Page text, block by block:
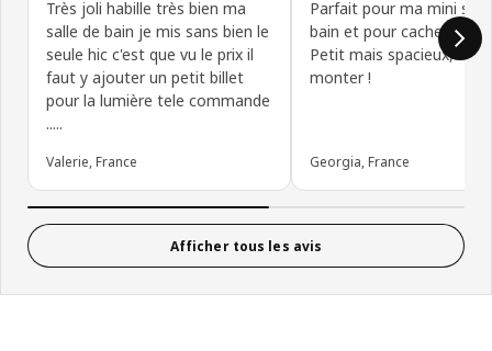
Très joli habille très bien ma
salle de bain je mis sans bien le
seule hic c'est que vu le prix il
faut y ajouter un petit billet
pour la lumière tele commande
.....
Valerie, France
Parfait pour ma mini
bain et pour cacher mon
Petit mais spacieux,
monter !
Georgia, France
Afficher tous les avis